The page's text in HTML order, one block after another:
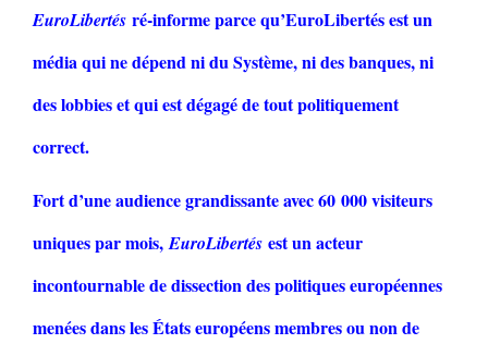
EuroLibertés ré-informe parce qu’EuroLibertés est un
média qui ne dépend ni du Système, ni des banques, ni
des lobbies et qui est dégagé de tout politiquement
correct.
Fort d’une audience grandissante avec 60 000 visiteurs
uniques par mois,EuroLibertés est un acteur
incontournable de dissection des politiques européennes
menées dans les États européens membres ou non de